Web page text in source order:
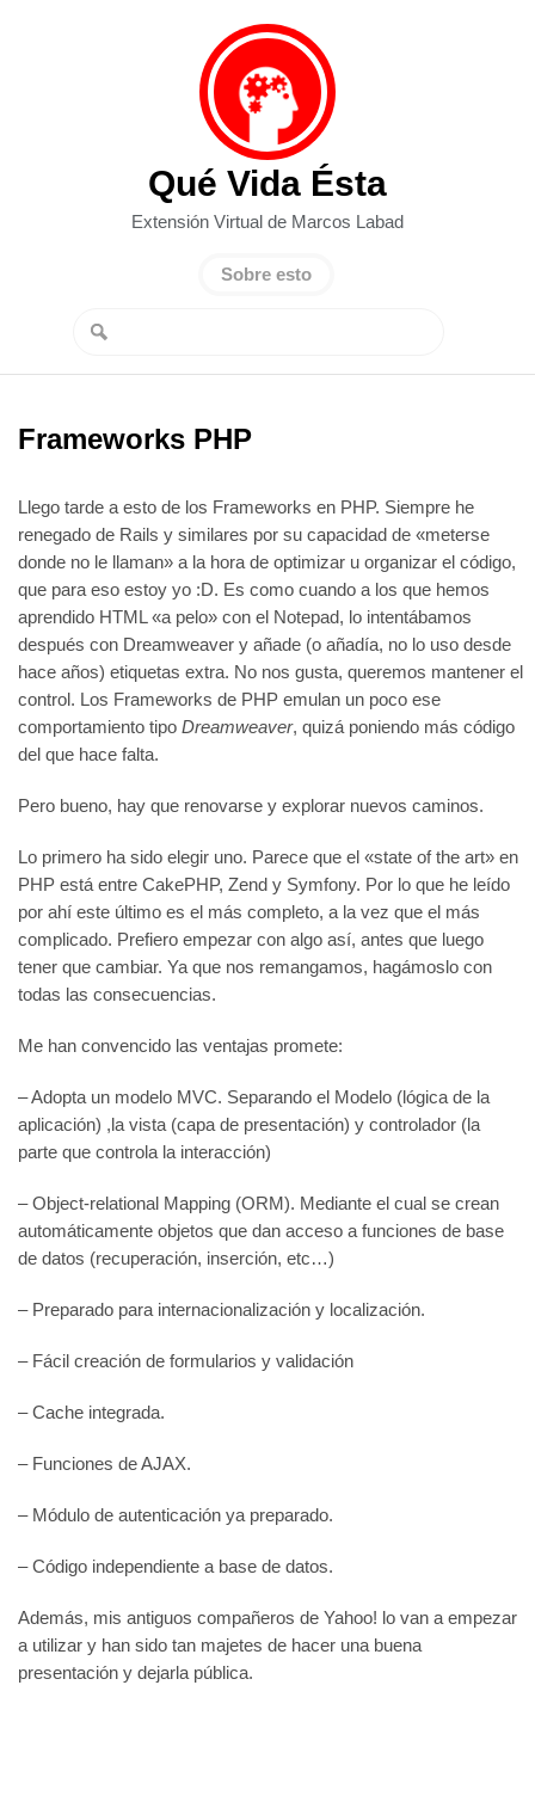
Qué Vida Ésta
Extensión Virtual de Marcos Labad
Sobre esto
Frameworks PHP
Llego tarde a esto de los Frameworks en PHP. Siempre he
renegado de Rails y similares por su capacidad de «meterse
donde no le llaman» a la hora de optimizar u organizar el código,
que para eso estoy yo :D. Es como cuando a los que hemos
aprendido HTML «a pelo» con el Notepad, lo intentábamos
después con Dreamweaver y añade (o añadía, no lo uso desde
hace años) etiquetas extra. No nos gusta, queremos mantener el
control. Los Frameworks de PHP emulan un poco ese
comportamiento tipo Dreamweaver, quizá poniendo más código
del que hace falta.
Pero bueno, hay que renovarse y explorar nuevos caminos.
Lo primero ha sido elegir uno. Parece que el «state of the art» en
PHP está entre CakePHP, Zend y Symfony. Por lo que he leído
por ahí este último es el más completo, a la vez que el más
complicado. Prefiero empezar con algo así, antes que luego
tener que cambiar. Ya que nos remangamos, hagámoslo con
todas las consecuencias.
Me han convencido las ventajas promete:
– Adopta un modelo MVC. Separando el Modelo (lógica de la
aplicación) ,la vista (capa de presentación) y controlador (la
parte que controla la interacción)
– Object-relational Mapping (ORM). Mediante el cual se crean
automáticamente objetos que dan acceso a funciones de base
de datos (recuperación, inserción, etc…)
– Preparado para internacionalización y localización.
– Fácil creación de formularios y validación
– Cache integrada.
– Funciones de AJAX.
– Módulo de autenticación ya preparado.
– Código independiente a base de datos.
Además, mis antiguos compañeros de Yahoo! lo van a empezar
a utilizar y han sido tan majetes de hacer una buena
presentación y dejarla pública.